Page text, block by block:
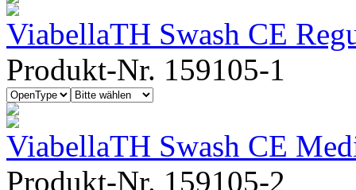
ViabellaTH Swash CE
Produkt-Nr. 159105-1
ViabellaTH Swash CE
Produkt-Nr. 159105-2